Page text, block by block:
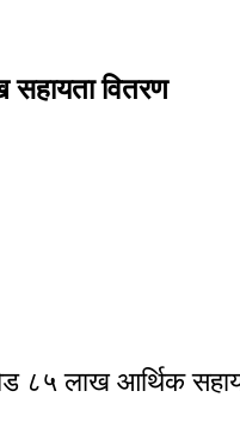
सहायता वितरण
८५ लाख आर्थिक